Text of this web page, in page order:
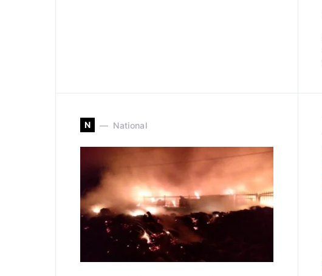
N National